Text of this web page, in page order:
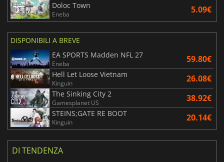
Doloc Town
Eneba 5.09€
DISPONIBILI A BREVE
EA SPORTS Madden NFL 27
Eneba 59.80€
Hell Let Loose Vietnam
Kinguin 26.08€
The Sinking City 2
Gamesplanet US 38.92€
STEINS;GATE RE BOOT
Kinguin 20.14€
DI TENDENZA